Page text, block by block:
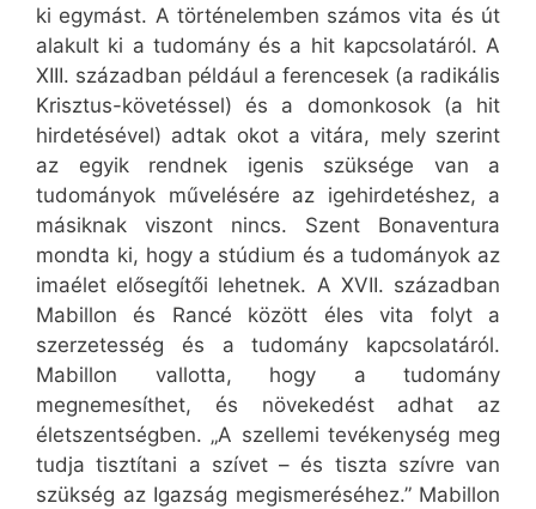
ki egymást. A történelemben számos vita és út
alakult ki a tudomány és a hit kapcsolatáról. A
XIII. században például a ferencesek (a radikális
Krisztus-követéssel) és a domonkosok (a hit
hirdetésével) adtak okot a vitára, mely szerint
az egyik rendnek igenis szüksége van a
tudományok művelésére az igehirdetéshez, a
másiknak viszont nincs. Szent Bonaventura
mondta ki, hogy a stúdium és a tudományok az
imaélet elősegítői lehetnek. A XVII. században
Mabillon és Rancé között éles vita folyt a
szerzetesség és a tudomány kapcsolatáról.
Mabillon vallotta, hogy a tudomány
megnemesíthet, és növekedést adhat az
életszentségben. „A szellemi tevékenység meg
tudja tisztítani a szívet – és tiszta szívre van
szükség az Igazság megismeréséhez.” Mabillon